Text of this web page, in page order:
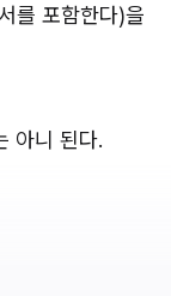
를 포함한다)을
아니 된다.